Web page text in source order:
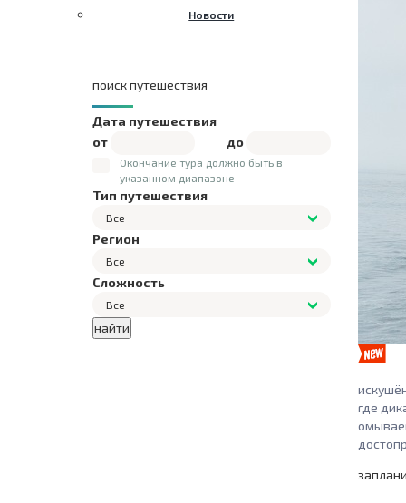
Новости
поиск путешествия
Дата путешествия
от
до
Окончание тура должно быть в
указанном диапазоне
Тип путешествия
Все
Регион
Все
Сложность
Все
где